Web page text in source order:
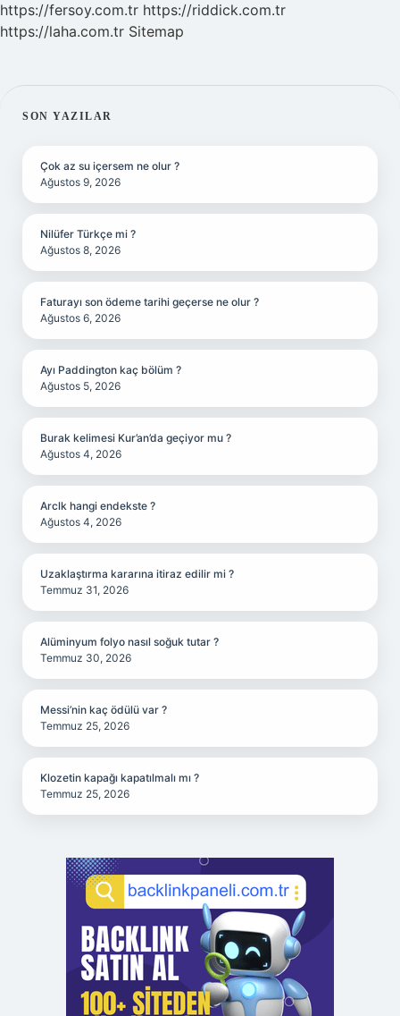
https://fersoy.com.tr https://riddick.com.tr
https://laha.com.tr Sitemap
SIDEBAR
SON YAZILAR
Çok az su içersem ne olur ?
Ağustos 9, 2026
Nilüfer Türkçe mi ?
Ağustos 8, 2026
Faturayı son ödeme tarihi geçerse ne olur ?
Ağustos 6, 2026
Ayı Paddington kaç bölüm ?
Ağustos 5, 2026
Burak kelimesi Kur’an’da geçiyor mu ?
Ağustos 4, 2026
Arclk hangi endekste ?
Ağustos 4, 2026
Uzaklaştırma kararına itiraz edilir mi ?
Temmuz 31, 2026
Alüminyum folyo nasıl soğuk tutar ?
Temmuz 30, 2026
Messi’nin kaç ödülü var ?
Temmuz 25, 2026
Klozetin kapağı kapatılmalı mı ?
Temmuz 25, 2026